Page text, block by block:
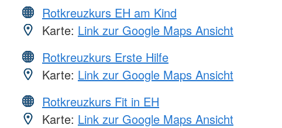
Rotkreuzkurs EH am Kind
Karte: Link zur Google Maps Ansicht
Rotkreuzkurs Erste Hilfe
Karte: Link zur Google Maps Ansicht
Rotkreuzkurs Fit in EH
Karte: Link zur Google Maps Ansicht